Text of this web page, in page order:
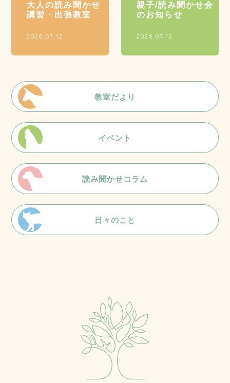
大人の読み聞かせ
講習・出張教室
2026.07.12
親子/読み聞かせ会
のお知らせ
2026.07.12
教室だより
イベント
読み聞かせコラム
日々のこと